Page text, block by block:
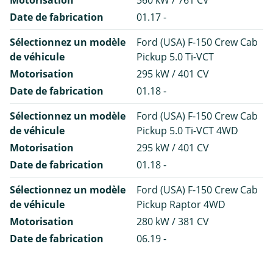
Date de fabrication
01.17 -
Sélectionnez un modèle
de véhicule
Ford (USA) F-150 Crew Cab
Pickup 5.0 Ti-VCT
Motorisation
295 kW / 401 CV
Date de fabrication
01.18 -
Sélectionnez un modèle
de véhicule
Ford (USA) F-150 Crew Cab
Pickup 5.0 Ti-VCT 4WD
Motorisation
295 kW / 401 CV
Date de fabrication
01.18 -
Sélectionnez un modèle
de véhicule
Ford (USA) F-150 Crew Cab
Pickup Raptor 4WD
Motorisation
280 kW / 381 CV
Date de fabrication
06.19 -